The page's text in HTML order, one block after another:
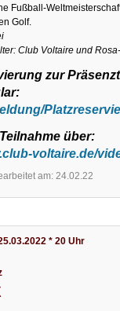
Fußball-
Golf.
Club Voltaire und
zur
über:
voltaire.de/
am: 24.02.22
* 20 Uhr